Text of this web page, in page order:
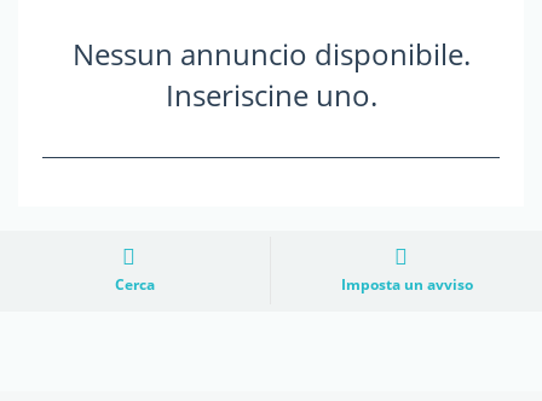
Nessun annuncio disponibile.
Inseriscine uno.
Cerca Imposta un avviso